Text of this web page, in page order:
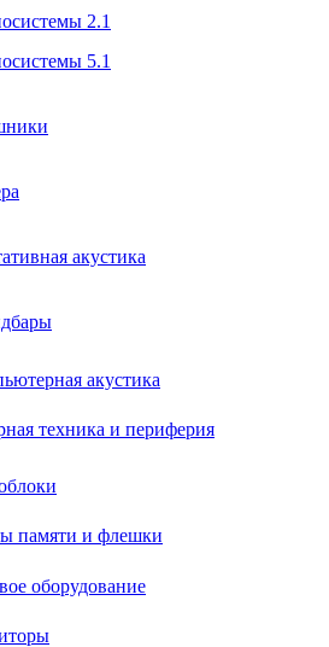
2.1
5.1
акустика
акустика
техника и периферия
памяти и флешки
оборудование